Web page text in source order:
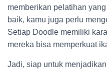
memberikan pelatihan
baik, kamu juga perlu
Setiap Doodle memiliki
mereka bisa memperkuat
Jadi, siap untuk